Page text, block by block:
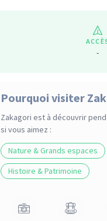
-
Pourquoi visiter
Zakagori est à découvrir
si vous aimez :
Nature & Grands espaces
Histoire & Patrimoine